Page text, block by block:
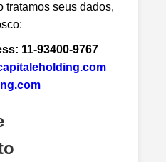
tratamos seus dados,
11-93400-9767